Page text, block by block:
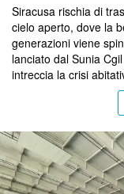
Siracusa rischia di
cielo aperto, dove la
generazioni viene
lanciato dal Sunia
intreccia la crisi